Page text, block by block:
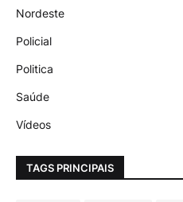
Nordeste
Policial
Politica
Saúde
Vídeos
TAGS PRINCIPAIS